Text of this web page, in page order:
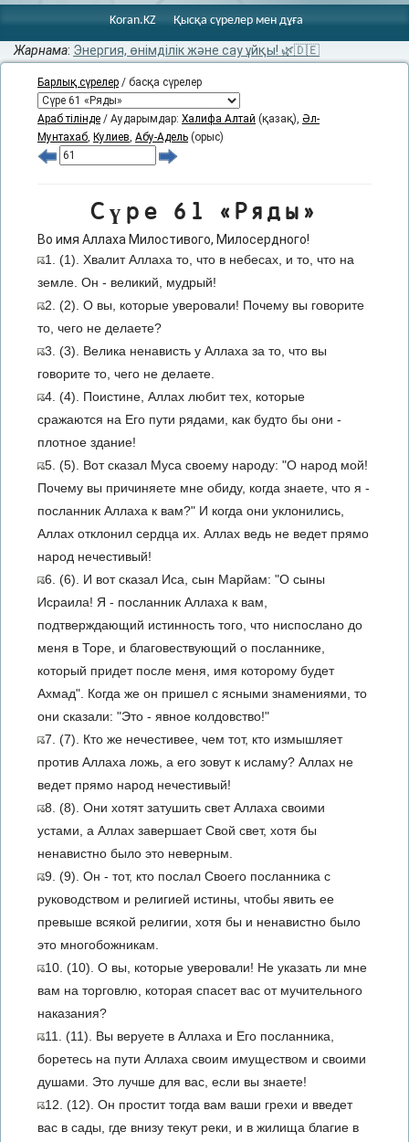
Koran.KZ Қысқа сүрелер мен дұға
Жарнама: Энергия, өнімділік және сау ұйқы! 🌿🇩🇪
Барлық сүрелер / басқа сүрелер
Араб тілінде / Аударымдар: Халифа Алтай (қазақ), Әл-
Мунтахаб, Кулиев, Абу-Адель (орыс)
Сүре 61 «Ряды»
Во имя Аллаха Милостивого, Милосердного!
1. (1). Хвалит Аллаха то, что в небесах, и то, что на
земле. Он - великий, мудрый!
2. (2). О вы, которые уверовали! Почему вы говорите
то, чего не делаете?
3. (3). Велика ненависть у Аллаха за то, что вы
говорите то, чего не делаете.
4. (4). Поистине, Аллах любит тех, которые
сражаются на Его пути рядами, как будто бы они -
плотное здание!
5. (5). Вот сказал Муса своему народу: "О народ мой!
Почему вы причиняете мне обиду, когда знаете, что я -
посланник Аллаха к вам?" И когда они уклонились,
Аллах отклонил сердца их. Аллах ведь не ведет прямо
народ нечестивый!
6. (6). И вот сказал Иса, сын Марйам: "О сыны
Исраила! Я - посланник Аллаха к вам,
подтверждающий истинность того, что ниспослано до
меня в Торе, и благовествующий о посланнике,
который придет после меня, имя которому будет
Ахмад". Когда же он пришел с ясными знамениями, то
они сказали: "Это - явное колдовство!"
7. (7). Кто же нечестивее, чем тот, кто измышляет
против Аллаха ложь, а его зовут к исламу? Аллах не
ведет прямо народ нечестивый!
8. (8). Они хотят затушить свет Аллаха своими
устами, а Аллах завершает Свой свет, хотя бы
ненавистно было это неверным.
9. (9). Он - тот, кто послал Своего посланника с
руководством и религией истины, чтобы явить ее
превыше всякой религии, хотя бы и ненавистно было
это многобожникам.
10. (10). О вы, которые уверовали! Не указать ли мне
вам на торговлю, которая спасет вас от мучительного
наказания?
11. (11). Вы веруете в Аллаха и Его посланника,
боретесь на пути Аллаха своим имуществом и своими
душами. Это лучше для вас, если вы знаете!
12. (12). Он простит тогда вам ваши грехи и введет
вас в сады, где внизу текут реки, и в жилища благие в